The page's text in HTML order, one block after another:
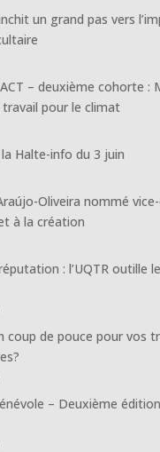
un grand pas vers
– deuxième cohorte :
travail pour le climat
Halte-info du 3 juin
Oliveira nommé
à la création
: l’UQTR outille
coup de pouce pour vos
– Deuxième